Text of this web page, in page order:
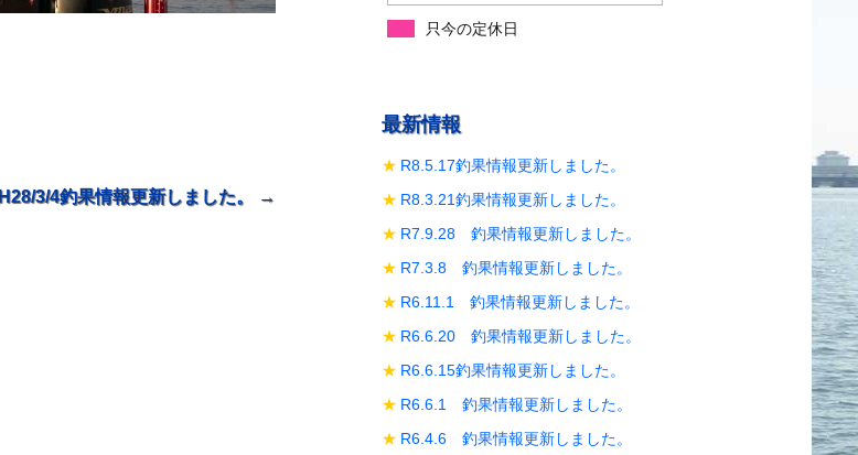
H28/3/4釣果情報更新しました。 →
只今の定休日
最新情報
R8.5.17釣果情報更新しました。
R8.3.21釣果情報更新しました。
R7.9.28 釣果情報更新しました。
R7.3.8 釣果情報更新しました。
R6.11.1 釣果情報更新しました。
R6.6.20 釣果情報更新しました。
R6.6.15釣果情報更新しました。
R6.6.1 釣果情報更新しました。
R6.4.6 釣果情報更新しました。